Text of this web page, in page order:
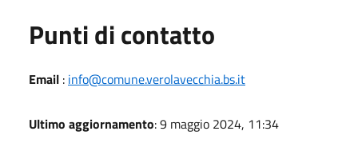
Punti di contatto
Email : info@comune.verolavecchia.bs.it
Ultimo aggiornamento: 9 maggio 2024, 11:34